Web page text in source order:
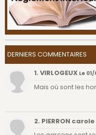
DERNIERS COMMENTAIRES
1. VIRLOGEUX Le
Mais où sont les
2. PIERRON carole